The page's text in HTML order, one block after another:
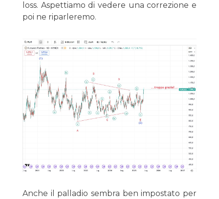
loss. Aspettiamo di vedere una correzione e
poi ne riparleremo.
Anche il palladio sembra ben impostato per